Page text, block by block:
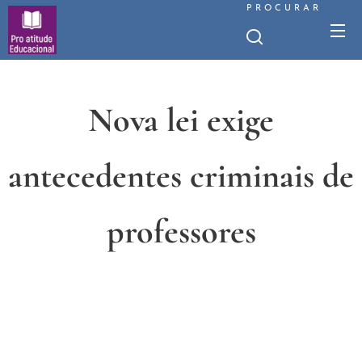
PROCURAR
Nova lei exige
antecedentes criminais de
professores